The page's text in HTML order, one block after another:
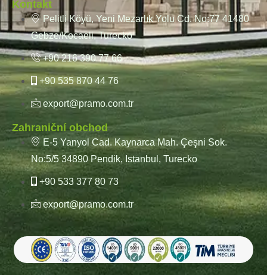
Kontakt
Pelitli Köyü, Yeni Mezarlık Yolu Cd. No:77 41480
Gebze/Kocaeli, Turecko
+90 216 390 77 66
+90 535 870 44 76
export@pramo.com.tr
Zahraniční obchod
E-5 Yanyol Cad. Kaynarca Mah. Çeşni Sok.
No:5/5 34890 Pendik, Istanbul, Turecko
+90 533 377 80 73
export@pramo.com.tr